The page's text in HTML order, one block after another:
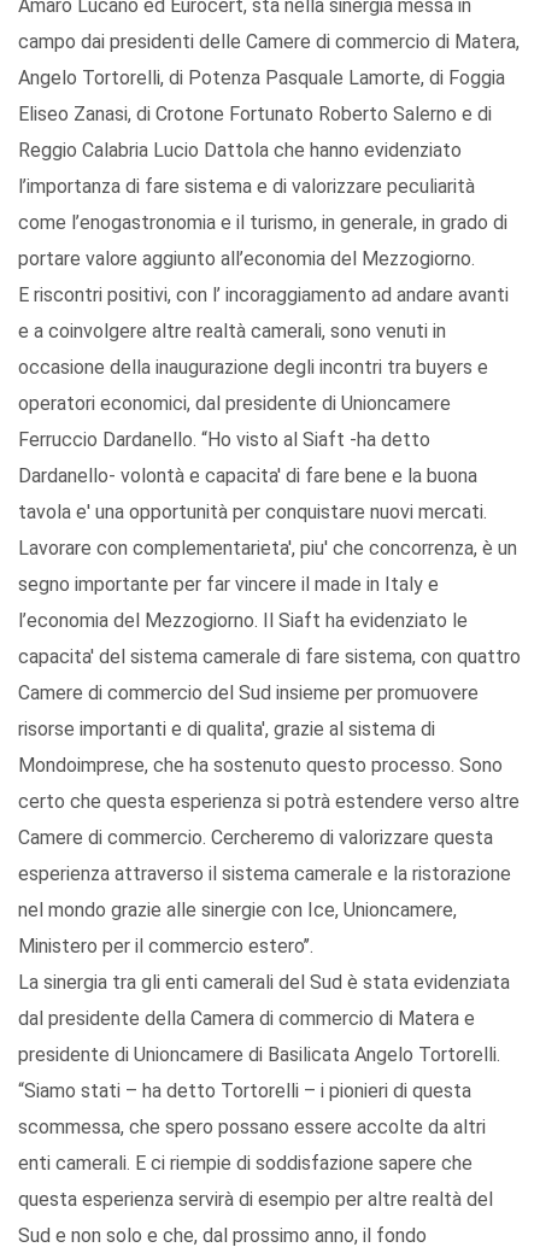
Amaro Lucano ed Eurocert, sta nella sinergia messa in
campo dai presidenti delle Camere di commercio di Matera,
Angelo Tortorelli, di Potenza Pasquale Lamorte, di Foggia
Eliseo Zanasi, di Crotone Fortunato Roberto Salerno e di
Reggio Calabria Lucio Dattola che hanno evidenziato
l’importanza di fare sistema e di valorizzare peculiarità
come l’enogastronomia e il turismo, in generale, in grado di
portare valore aggiunto all’economia del Mezzogiorno.
E riscontri positivi, con l’ incoraggiamento ad andare avanti
e a coinvolgere altre realtà camerali, sono venuti in
occasione della inaugurazione degli incontri tra buyers e
operatori economici, dal presidente di Unioncamere
Ferruccio Dardanello. “Ho visto al Siaft -ha detto
Dardanello- volontà e capacita' di fare bene e la buona
tavola e' una opportunità per conquistare nuovi mercati.
Lavorare con complementarieta', piu' che concorrenza, è un
segno importante per far vincere il made in Italy e
l’economia del Mezzogiorno. Il Siaft ha evidenziato le
capacita' del sistema camerale di fare sistema, con quattro
Camere di commercio del Sud insieme per promuovere
risorse importanti e di qualita', grazie al sistema di
Mondoimprese, che ha sostenuto questo processo. Sono
certo che questa esperienza si potrà estendere verso altre
Camere di commercio. Cercheremo di valorizzare questa
esperienza attraverso il sistema camerale e la ristorazione
nel mondo grazie alle sinergie con Ice, Unioncamere,
Ministero per il commercio estero’’.
La sinergia tra gli enti camerali del Sud è stata evidenziata
dal presidente della Camera di commercio di Matera e
presidente di Unioncamere di Basilicata Angelo Tortorelli.
“Siamo stati – ha detto Tortorelli – i pionieri di questa
scommessa, che spero possano essere accolte da altri
enti camerali. E ci riempie di soddisfazione sapere che
questa esperienza servirà di esempio per altre realtà del
Sud e non solo e che, dal prossimo anno, il fondo